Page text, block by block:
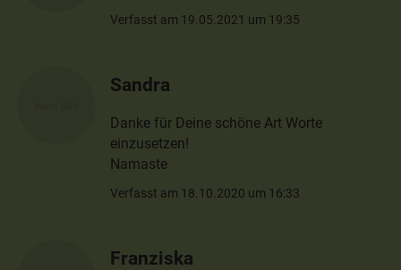
Verfasst am 19.05.2021 um 19:35
Sandra
Danke für Deine schöne Art Worte
einzusetzen!
Namaste
Verfasst am 18.10.2020 um 16:33
Franziska